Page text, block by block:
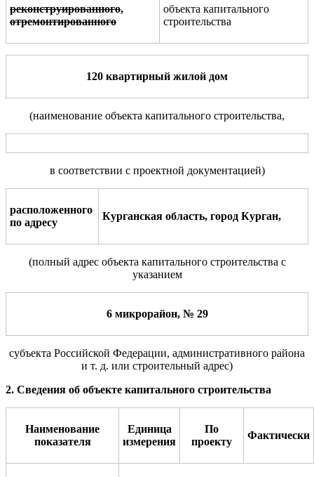
реконструированного,
отремонтированного
объекта капитального
строительства
120 квартирный жилой дом
(наименование объекта капитального строительства,
в соответствии с проектной документацией)
расположенного
по адресу
Курганская область, город Курган,
(полный адрес объекта капитального строительства с
указанием
6 микрорайон, № 29
субъекта Российской Федерации, административного района
и т. д. или строительный адрес)
2. Сведения об объекте капитального строительства
Наименование
показателя
Единица
измерения
По
проекту
Фактически